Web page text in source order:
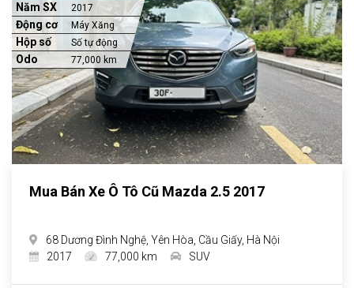
Năm SX 2017
Động cơ Máy Xăng
Hộp số Số tự động
Odo 77,000 km
Mua Bán Xe Ô Tô Cũ Mazda 2.5 2017
68 Dương Đình Nghệ, Yên Hòa, Cầu Giấy, Hà Nội
2017
77,000 km SUV